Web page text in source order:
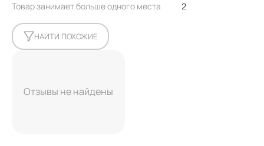
Товар занимает больше одного места
2
НАЙТИ ПОХОЖИЕ
Отзывы не найдены